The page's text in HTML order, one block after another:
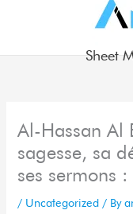
Sheet
Al-Hassan Al
sagesse, sa
ses sermons :
/ Uncategorized / By